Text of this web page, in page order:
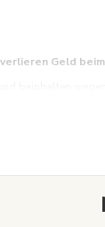
Geld